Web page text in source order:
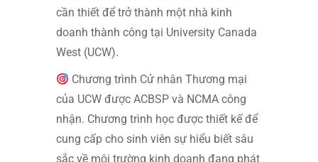
cần thiết để trở thành một nhà kinh
doanh thành công tại University Canada
West (UCW).
Chương trình Cử nhân Thương mại
của UCW được ACBSP và NCMA công
nhận. Chương trình học được thiết kế để
cung cấp cho sinh viên sự hiểu biết sâu
sắc về môi trường kinh doanh đang phát